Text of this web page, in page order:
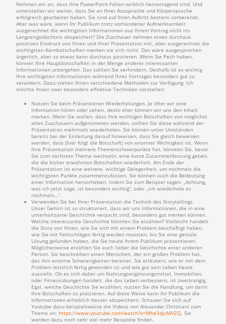
Nehmen wir an, dass Ihre PowerPoint-Folien wirklich hervorragend sind. Und
unterstellen wir weiter, dass Sie an Ihrer Aussprache und Körpersprache
erfolgreich gearbeitet haben. Sie sind auf Ihren Auftritt bestens vorbereitet.
Aber was wäre, wenn Ihr Publikum trotz vorhandener Aufmerksamkeit
ausgerechnet die wichtigsten Informationen aus Ihrem Vortrag nicht ins
Langzeitgedächtnis abspeichert? Die Zuschauer nehmen einen durchaus
positiven Eindruck von Ihnen und Ihrer Präsentation mit, aber ausgerechnet die
wichtigsten Kernbotschaften merken sie sich nicht. Das wäre ausgesprochen
ärgerlich, aber so etwas kann durchaus passieren. Wenn Sie Pech haben,
können Ihre Hauptbotschaften in der Menge anderer interessanter
Informationen untergehen. Das sollten Sie verhindern. Deshalb ist es wichtig
Ihre wichtigsten Informationen während Ihres Vortrages besonders gut zu
verankern. Dazu stehen Ihnen verschiedene Methoden zur Verfügung. Ich
möchte Ihnen zwei besonders effektive Techniken vorstellen:
Nutzen Sie beim Präsentieren Wiederholungen. Je öfter wir eine
Information hören oder sehen, desto eher können wir uns den Inhalt
merken. Wenn Sie wollen, dass Ihre wichtigen Botschaften von möglichst
allen Zuschauern aufgenommen werden, sollten Sie diese während der
Präsentation mehrmals wiederholen. Sie können unter Umständen
bereits bei der Einleitung darauf hinweisen, dass Sie gleich beweisen
werden, dass (hier folgt die Botschaft) von enormer Wichtigkeit ist. Wenn
Ihre Präsentation mehrere Themenschwerpunkte hat, könnten Sie, bevor
Sie zum nächsten Thema wechseln, eine kurze Zusammenfassung geben,
die die bisher erwähnten Botschaften wiederholt. Am Ende der
Präsentation ist eine weitere, wichtige Gelegenheit, um nochmals die
wichtigsten Punkte zusammenzufassen. Sie können auch die Bedeutung
einer Information hervorheben, indem Sie zum Beispiel sagen: „Achtung,
was ich jetzt sage, ist besonders wichtig“, oder „ich wiederhole es
nochmals…“.
Verwenden Sie bei Ihrer Präsentation die Technik des Storytellings.
Unser Gehirn ist so strukturiert, dass wir uns Informationen, die in eine
unterhaltsame Geschichte verpackt sind, besonders gut merken können.
Welche interessante Geschichte könnten Sie erzählen? Vielleicht handelt
die Story von Ihnen, wie Sie sich mit einem Problem beschäftigt haben,
wie Sie mit Fehlschlägen fertig werden mussten, bis Sie eine geniale
Lösung gefunden haben, die Sie heute Ihrem Publikum präsentieren.
Möglicherweise erzählen Sie auch lieber die Geschichte einer anderen
Person. Sie beschreiben einen Menschen, der ein großes Problem hat,
das ihm enorme Schwierigkeiten bereitet. Sie erläutern, wie er mit dem
Problem letztlich fertig geworden ist und wie gut sein Leben heute
aussieht. Ob es sich dabei um Nahrungsergänzungsmittel, Immobilien,
oder Fitnessübungen handelt, die das Leben verbessern, ist zweitrangig.
Egal, welche Geschichte Sie erzählen, nutzen Sie die Handlung, um darin
Ihre Botschaften zu platzieren. Auf diese Weise kann Ihr Publikum die
Informationen erheblich besser abspeichern. Schauen Sie sich auf
Youtube dazu beispielsweise die Videos von Alexander Christiani zum
Thema an:https://www.youtube.com/watch?v=Whe3djcMVZQ. Sie
werden dazu noch sehr viel mehr Beispiele finden.